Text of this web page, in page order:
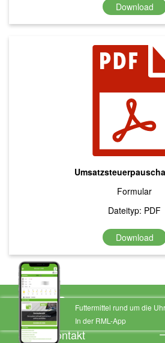
Download
Formular
Dateityp: PDF
Download
Kontakt
Futtermittel rund um die
In der RML-App